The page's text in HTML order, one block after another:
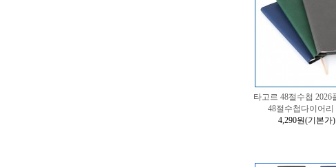
타고르 48절수첩 2026
48절수첩다이어리
4,290원(기본가)